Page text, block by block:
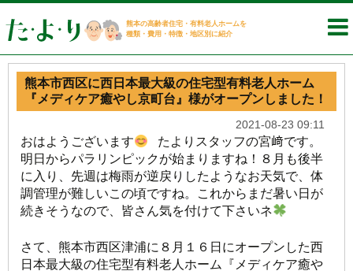
熊本の高齢者住宅・有料老人ホームを
種類・費用・特徴・地区別に紹介
熊本市西区に西日本最大級の住宅型有料老人ホーム
『メディケア癒やし京町台』様がオープンしました！
2021-08-23 09:11
おはようございます
たよりスタッフの宮﨑です。
明日からパラリンピックが始まりますね！８月も後半
に入り、先週は梅雨が逆戻りしたようなお天気で、体
調管理が難しいこの頃ですね。これからまだ暑い日が
続きそうなので、皆さん気を付けて下さいネ
さて、熊本市西区津浦に８月１６日にオープンした西
日本最大級の住宅型有料老人ホーム『メディケア癒や